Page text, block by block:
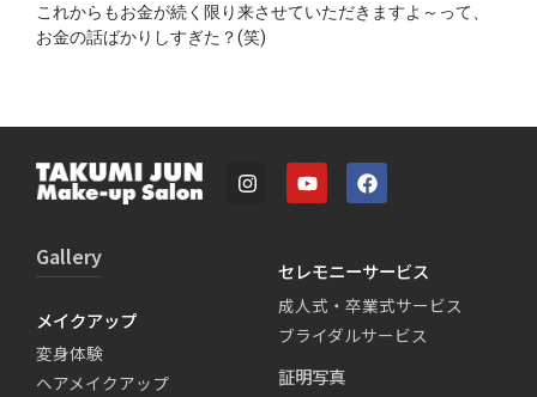
これからもお金が続く限り来させていただきますよ～って、
お金の話ばかりしすぎた？(笑)
Gallery
メイクアップ
変身体験
ヘアメイクアップ
セレモニーサービス
成人式・卒業式サービス
ブライダルサービス
証明写真